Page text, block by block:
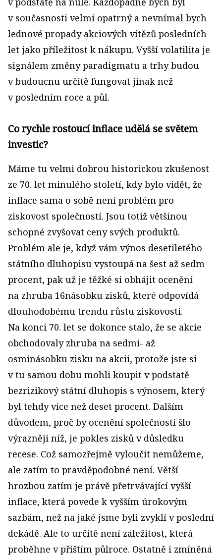
v současnosti velmi opatrný a nevnímal bych
lednové propady akciových vítězů posledních
let jako příležitost k nákupu. Vyšší volatilita je
signálem změny paradigmatu a trhy budou
v budoucnu určitě fungovat jinak než
v posledním roce a půl.
Co rychle rostoucí inflace udělá se světem
investic?
Máme tu velmi dobrou historickou zkušenost
ze 70. let minulého století, kdy bylo vidět, že
inflace sama o sobě není problém pro
ziskovost společností. Jsou totiž většinou
schopné zvyšovat ceny svých produktů.
Problém ale je, když vám výnos desetiletého
státního dluhopisu vystoupá na šest až sedm
procent, pak už je těžké si obhájit ocenění
na zhruba 16násobku zisků, které odpovídá
dlouhodobému trendu růstu ziskovosti.
Na konci 70. let se dokonce stalo, že se akcie
obchodovaly zhruba na sedmi- až
osminásobku zisku na akcii, protože jste si
v tu samou dobu mohli koupit v podstatě
bezrizikový státní dluhopis s výnosem, který
byl tehdy více než deset procent. Dalším
důvodem, proč by ocenění společností šlo
výrazněji níž, je pokles zisků v důsledku
recese. Což samozřejmě vyloučit nemůžeme,
ale zatím to pravděpodobné není. Větší
hrozbou zatím je právě přetrvávající vyšší
inflace, která povede k vyšším úrokovým
sazbám, než na jaké jsme byli zvyklí v poslední
dekádě. Ale to určitě není záležitost, která
proběhne v příštím půlroce. Ostatně i zmíněná